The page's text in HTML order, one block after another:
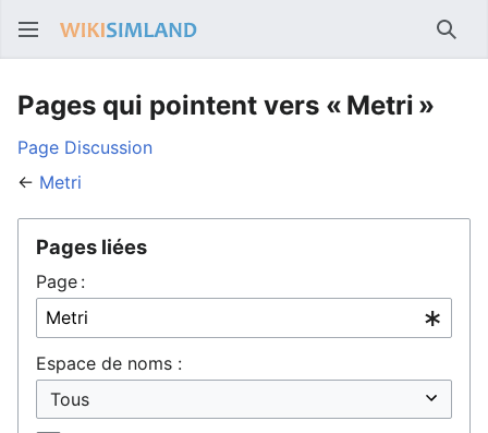
Pages qui pointent vers « Metri »
Page Discussion
← Metri
Pages liées
Page :
Espace de noms :